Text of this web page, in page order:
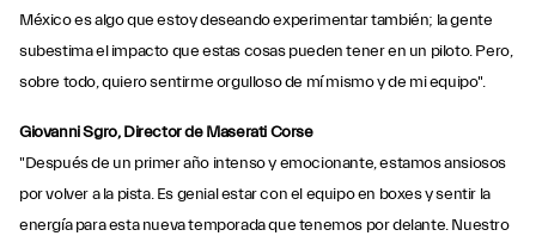
México es algo que estoy deseando experimentar también; la gente
subestima el impacto que estas cosas pueden tener en un piloto. Pero,
sobre todo, quiero sentirme orgulloso de mí mismo y de mi equipo".
Giovanni Sgro, Director de Maserati Corse
"Después de un primer año intenso y emocionante, estamos ansiosos
por volver a la pista. Es genial estar con el equipo en boxes y sentir la
energía para esta nueva temporada que tenemos por delante. Nuestro